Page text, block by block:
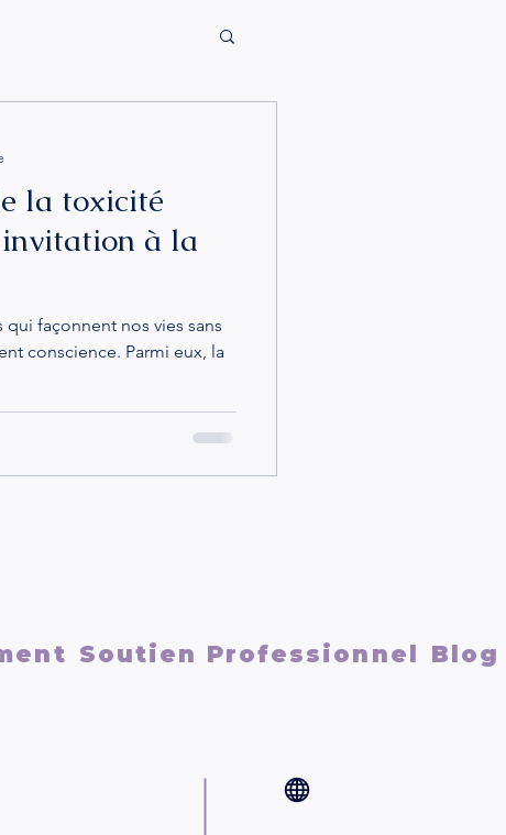
la toxicité
à la
façonnent nos vies sans
conscience. Parmi eux, la
Soutien Professionnel Blog